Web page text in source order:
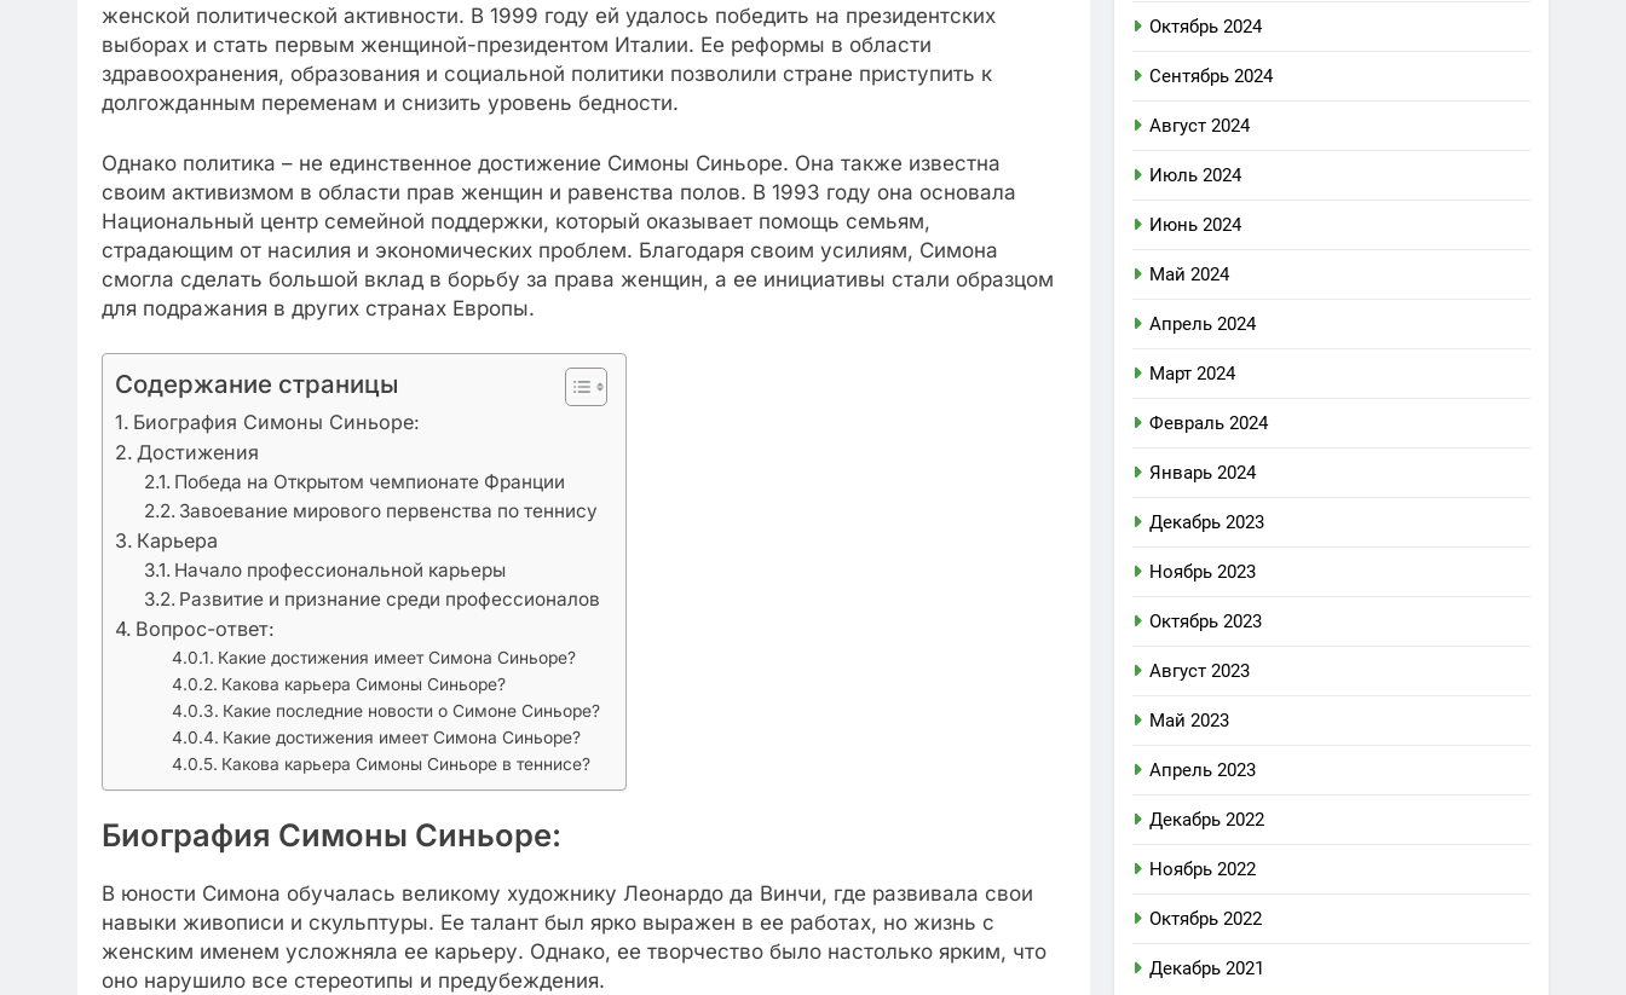
женской политической активности. В 1999 году ей удалось победить на президентских
выборах и стать первым женщиной-президентом Италии. Ее реформы в области
здравоохранения, образования и социальной политики позволили стране приступить к
долгожданным переменам и снизить уровень бедности.
Однако политика – не единственное достижение Симоны Синьоре. Она также известна
своим активизмом в области прав женщин и равенства полов. В 1993 году она основала
Национальный центр семейной поддержки, который оказывает помощь семьям,
страдающим от насилия и экономических проблем. Благодаря своим усилиям, Симона
смогла сделать большой вклад в борьбу за права женщин, а ее инициативы стали образцом
для подражания в других странах Европы.
Содержание страницы
Биография Симоны Синьоре:
Достижения
Победа на Открытом чемпионате Франции
Завоевание мирового первенства по теннису
Карьера
Начало профессиональной карьеры
Развитие и признание среди профессионалов
Вопрос-ответ:
Какие достижения имеет Симона Синьоре?
Какова карьера Симоны Синьоре?
Какие последние новости о Симоне Синьоре?
Какие достижения имеет Симона Синьоре?
Какова карьера Симоны Синьоре в теннисе?
Биография Симоны Синьоре:
В юности Симона обучалась великому художнику Леонардо да Винчи, где развивала свои
навыки живописи и скульптуры. Ее талант был ярко выражен в ее работах, но жизнь с
женским именем усложняла ее карьеру. Однако, ее творчество было настолько ярким, что
оно нарушило все стереотипы и предубеждения.
Октябрь 2024
Сентябрь 2024
Август 2024
Июль 2024
Июнь 2024
Май 2024
Апрель 2024
Март 2024
Февраль 2024
Январь 2024
Декабрь 2023
Ноябрь 2023
Октябрь 2023
Август 2023
Май 2023
Апрель 2023
Декабрь 2022
Ноябрь 2022
Октябрь 2022
Декабрь 2021